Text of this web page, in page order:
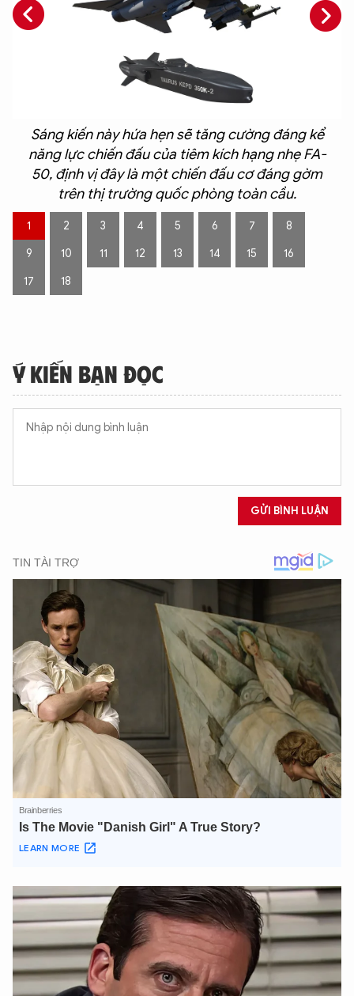
Sáng kiến ​​này hứa hẹn sẽ tăng cường đáng kể
năng lực chiến đấu của tiêm kích hạng nhẹ FA-
50, định vị đây là một chiến đấu cơ đáng gờm
trên thị trường quốc phòng toàn cầu.
1 2 3 4 5 6 7 8
9 10 11 12 13 14 15 16
17 18
Ý KIẾN BẠN ĐỌC
GỬI BÌNH LUẬN